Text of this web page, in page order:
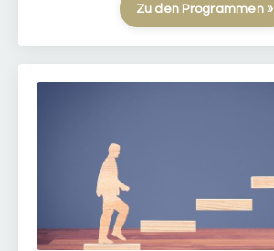
Zu den Programmen »